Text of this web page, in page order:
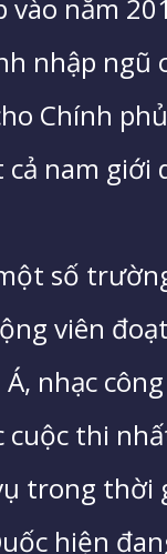
vào năm
nhập ngũ
Chính
nam
số
viên
nhạc
cuộc thi
trong thời
hiện